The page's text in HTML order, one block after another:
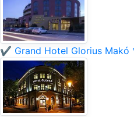
✔️ Grand Hotel Glorius Makó